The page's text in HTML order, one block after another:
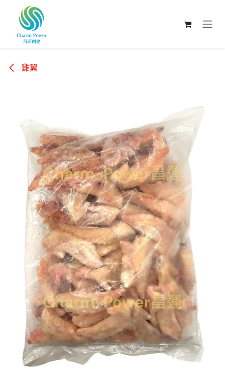
跳至內容
雞翼